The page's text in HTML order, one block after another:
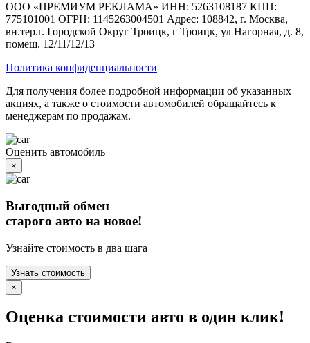
ООО «ПРЕМИУМ РЕКЛАМА» ИНН: 5263108187 КПП:
775101001 ОГРН: 1145263004501 Адрес: 108842, г. Москва,
вн.тер.г. Городской Округ Троицк, г Троицк, ул Нагорная, д. 8,
помещ. 12/11/12/13
Политика конфиденциальности
Для получения более подробной информации об указанных
акциях, а также о стоимости автомобилей обращайтесь к
менеджерам по продажам.
Оценить автомобиль
×
Выгодный обмен
старого авто на новое!
Узнайте стоимость в два шага
Узнать стоимость
×
Оценка стоимости авто в один клик!